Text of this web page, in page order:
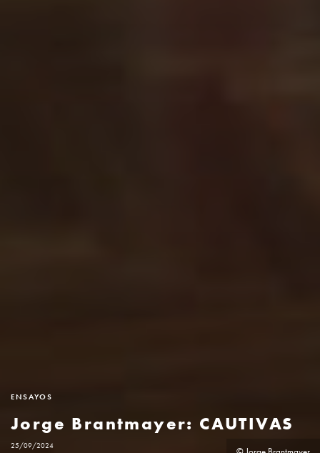
ENSAYOS
Jorge Brantmayer: CAUTIVAS
25/09/2024